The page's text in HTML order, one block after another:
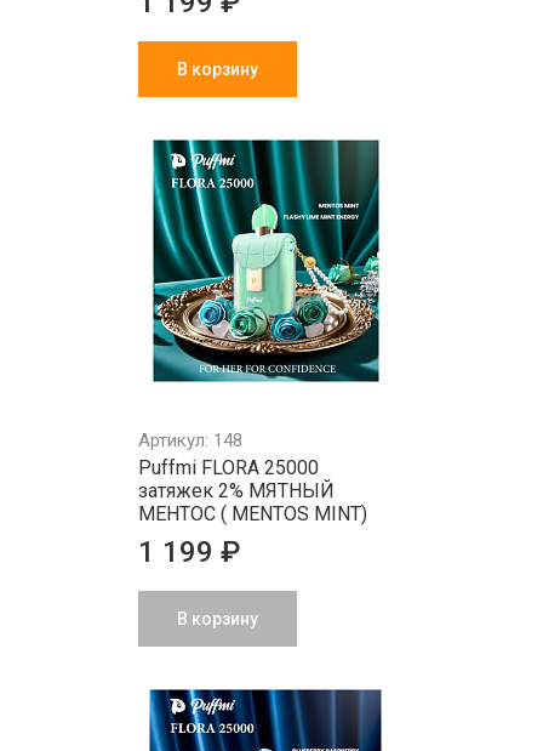
В корзину
Артикул: 148
Puffmi FLORA 25000
затяжек 2% МЯТНЫЙ
МЕНТОС ( MENTOS MINT)
1 199 ₽
В корзину